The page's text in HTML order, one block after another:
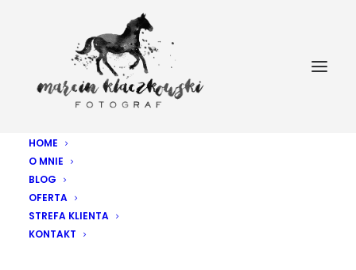
HOME
O MNIE
BLOG
OFERTA
STREFA KLIENTA
KONTAKT